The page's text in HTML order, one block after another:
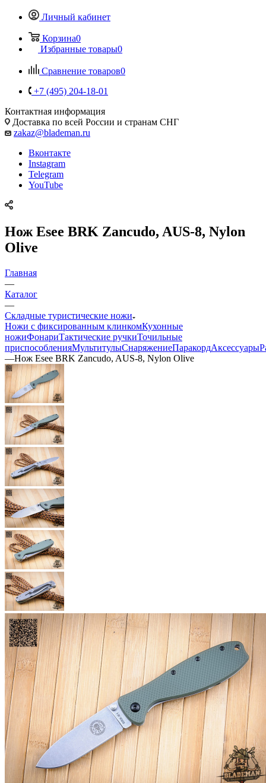
Личный кабинет
Корзина0
Избранные товары0
Сравнение товаров0
+7 (495) 204-18-01
Контактная информация
Доставка по всей России и странам СНГ
zakaz@blademan.ru
Вконтакте
Instagram
Telegram
YouTube
Нож Esee BRK Zancudo, AUS-8, Nylon
Olive
Главная
—
Каталог
—
Складные туристические ножи
Ножи с фиксированным клинкомКухонные
ножиФонариТактические ручкиТочильные
приспособленияМультитулыСнаряжениеПаракордАксессуары
—Нож Esee BRK Zancudo, AUS-8, Nylon Olive